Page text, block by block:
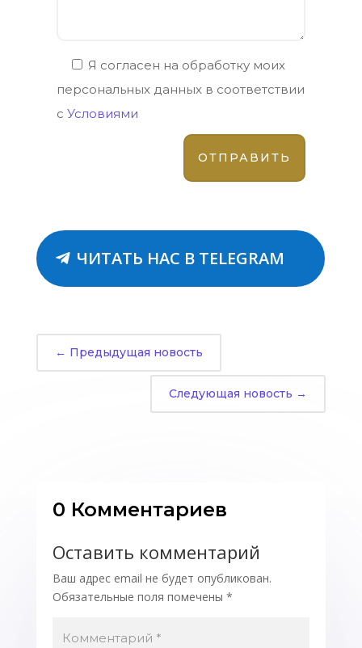
Я согласен на обработку моих
персональных данных в соответствии
с Условиями
ЧИТАТЬ НАС В TELEGRAM
← Предыдущая новость
Следующая новость →
0 Комментариев
Оставить комментарий
Ваш адрес email не будет опубликован.
Обязательные поля помечены *